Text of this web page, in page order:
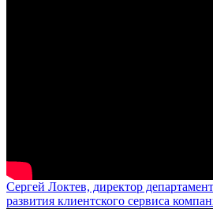
Сергей Локтев, директор
развития клиентского сервиса